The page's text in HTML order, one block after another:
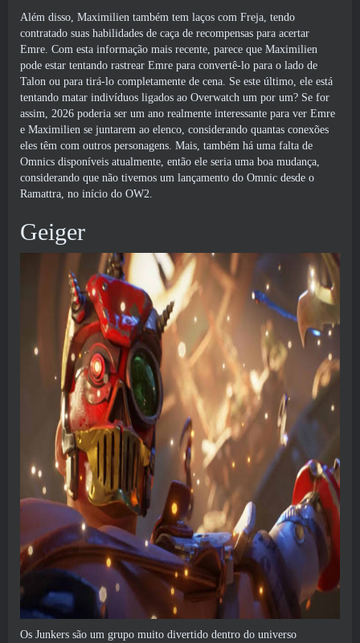
Além disso, Maximilien também tem laços com Freja, tendo
contratado suas habilidades de caça de recompensas para acertar
Emre. Com esta informação mais recente, parece que Maximilien
pode estar tentando rastrear Emre para convertê-lo para o lado de
Talon ou para tirá-lo completamente de cena. Se este último, ele está
tentando matar indivíduos ligados ao Overwatch um por um? Se for
assim, 2026 poderia ser um ano realmente interessante para ver Emre
e Maximilien se juntarem ao elenco, considerando quantas conexões
eles têm com outros personagens. Mais, também há uma falta de
Omnics disponíveis atualmente, então ele seria uma boa mudança,
considerando que não tivemos um lançamento do Omnic desde o
Ramattra, no início do OW2.
Geiger
Os Junkers são um grupo muito divertido dentro do universo